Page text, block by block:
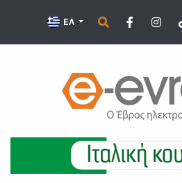
ΕΛ